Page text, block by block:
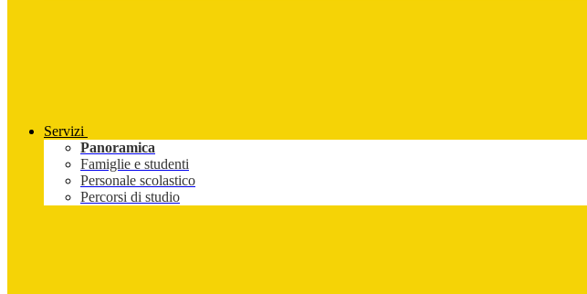
Servizi
Panoramica
Famiglie e studenti
Personale scolastico
Percorsi di studio